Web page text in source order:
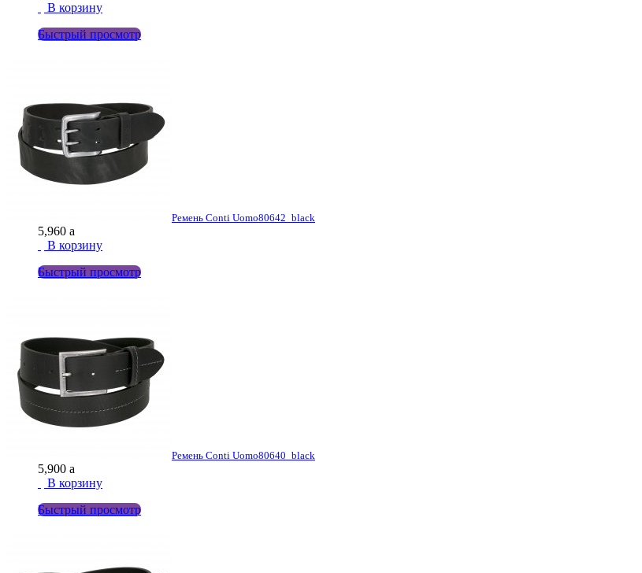
В корзину
Быстрый просмотр
Ремень Conti Uomo80642_black
5,960 a
В корзину
Быстрый просмотр
Ремень Conti Uomo80640_black
5,900 a
В корзину
Быстрый просмотр